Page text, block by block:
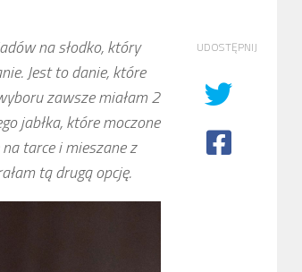
na słodko, który
Jest to danie, które
zawsze miałam 2
jabłka, które moczone
tarce i mieszane z
tą drugą opcję.
UDOSTĘPNIJ